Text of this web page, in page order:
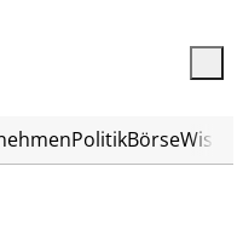
PolitikBörse